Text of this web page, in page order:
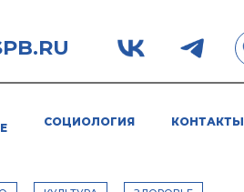
СОЦИОЛОГИЯ КОНТАКТЫ